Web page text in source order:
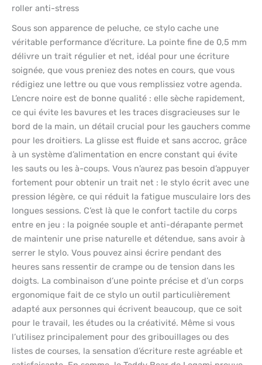
roller anti-stress
Sous son apparence de peluche, ce stylo cache une
véritable performance d’écriture. La pointe fine de 0,5 mm
délivre un trait régulier et net, idéal pour une écriture
soignée, que vous preniez des notes en cours, que vous
rédigiez une lettre ou que vous remplissiez votre agenda.
L’encre noire est de bonne qualité : elle sèche rapidement,
ce qui évite les bavures et les traces disgracieuses sur le
bord de la main, un détail crucial pour les gauchers comme
pour les droitiers. La glisse est fluide et sans accroc, grâce
à un système d’alimentation en encre constant qui évite
les sauts ou les à-coups. Vous n’aurez pas besoin d’appuyer
fortement pour obtenir un trait net : le stylo écrit avec une
pression légère, ce qui réduit la fatigue musculaire lors des
longues sessions. C’est là que le confort tactile du corps
entre en jeu : la poignée souple et anti-dérapante permet
de maintenir une prise naturelle et détendue, sans avoir à
serrer le stylo. Vous pouvez ainsi écrire pendant des
heures sans ressentir de crampe ou de tension dans les
doigts. La combinaison d’une pointe précise et d’un corps
ergonomique fait de ce stylo un outil particulièrement
adapté aux personnes qui écrivent beaucoup, que ce soit
pour le travail, les études ou la créativité. Même si vous
l’utilisez principalement pour des gribouillages ou des
listes de courses, la sensation d’écriture reste agréable et